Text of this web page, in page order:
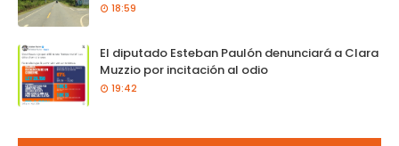
18:59
El diputado Esteban Paulón denunciará a Clara
Muzzio por incitación al odio
19:42